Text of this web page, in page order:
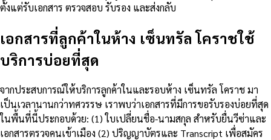
ตั้งแต่รับเอกสาร ตรวจสอบ รับรอง และส่งกลับ
เอกสารที่ลูกค้าในห้าง เซ็นทรัล โคราชใช้
บริการบ่อยที่สุด
จากประสบการณ์ให้บริการลูกค้าในและรอบห้าง เซ็นทรัล โคราช มา
เป็นเวลานานกว่าทศวรรษ เราพบว่าเอกสารที่มีการขอรับรองบ่อยที่สุด
ในพื้นที่นี้ประกอบด้วย: (1) ใบเปลี่ยนชื่อ-นามสกุล สำหรับยื่นวีซ่าและ
เอกสารตรวจคนเข้าเมือง (2) ปริญญาบัตรและ Transcript เพื่อสมัคร